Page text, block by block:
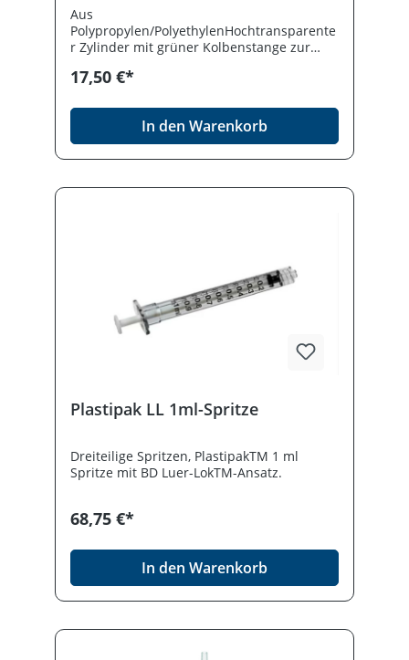
Aus
Polypropylen/PolyethylenHochtransparente
r Zylinder mit grüner Kolbenstange zur
FüllmengeSchwarze
mlWischfestDer "Spardorn" an der
Kolbenstange reduziert das Restvolumen
und vermindert unnötige
Medikamentenverluste (Kein
17,50 €*
In den Warenkorb
Plastipak LL 1ml-Spritze
Dreiteilige Spritzen, PlastipakTM 1 ml
Spritze mit BD Luer-LokTM-Ansatz.
68,75 €*
In den Warenkorb